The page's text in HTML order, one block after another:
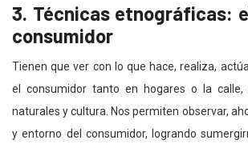
3. Técnicas etnográficas:
consumidor
Tienen que ver con lo que hace, realiza,
el consumidor tanto en hogares o la calle,
naturales y cultura. Nos permiten observar,
y entorno del consumidor, logrando